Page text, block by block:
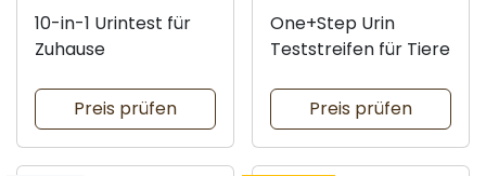
10-in-1 Urintest für
Zuhause
Preis prüfen
One+Step Urin
Teststreifen für Tiere
Preis prüfen